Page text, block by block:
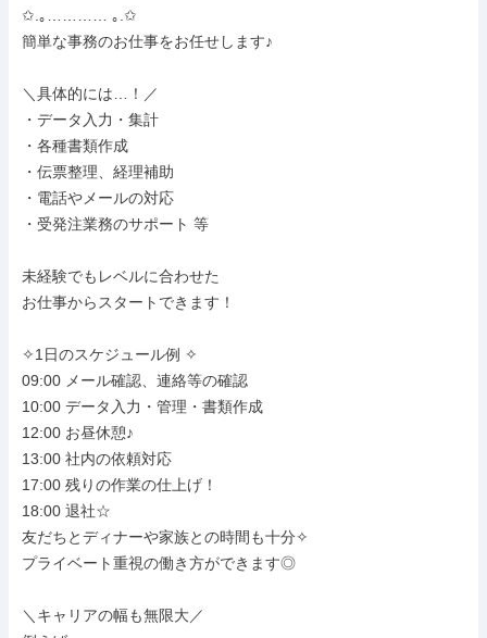
✩.｡………… ｡.✩
簡単な事務のお仕事をお任せします♪
＼具体的には…！／
・データ入力・集計
・各種書類作成
・伝票整理、経理補助
・電話やメールの対応
・受発注業務のサポート 等
未経験でもレベルに合わせた
お仕事からスタートできます！
✧1日のスケジュール例 ✧
09:00 メール確認、連絡等の確認
10:00 データ入力・管理・書類作成
12:00 お昼休憩♪
13:00 社内の依頼対応
17:00 残りの作業の仕上げ！
18:00 退社☆
友だちとディナーや家族との時間も十分✧
プライベート重視の働き方ができます◎
＼キャリアの幅も無限大／